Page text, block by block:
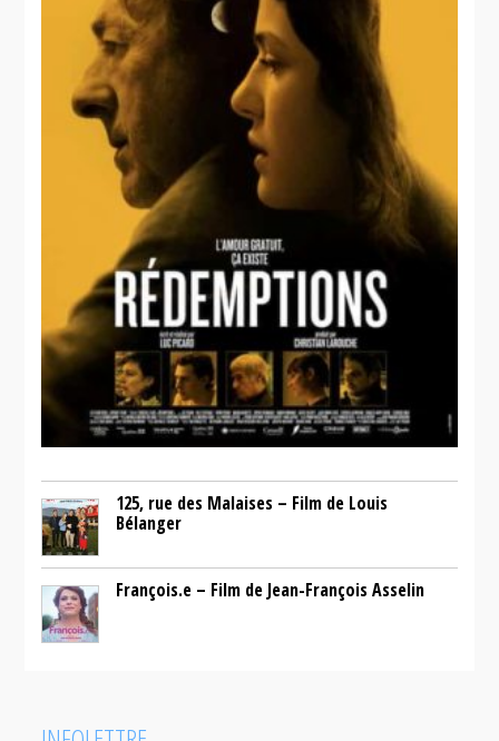
125, rue des Malaises – Film de Louis
Bélanger
François.e – Film de Jean-François Asselin